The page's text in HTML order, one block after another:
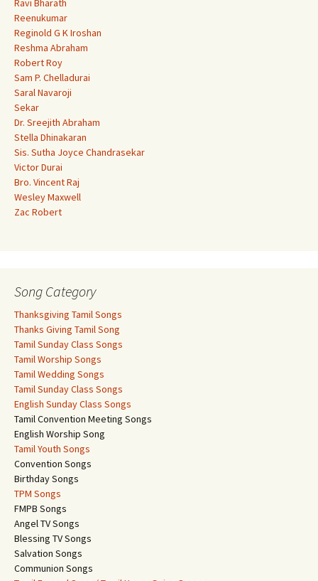
Ravi Bharath
Reenukumar
Reginold G K Iroshan
Reshma Abraham
Robert Roy
Sam P. Chelladurai
Saral Navaroji
Sekar
Dr. Sreejith Abraham
Stella Dhinakaran
Sis. Sutha Joyce Chandrasekar
Victor Durai
Bro. Vincent Raj
Wesley Maxwell
Zac Robert
Song Category
Thanksgiving Tamil Songs
Thanks Giving Tamil Song
Tamil Sunday Class Songs
Tamil Worship Songs
Tamil Wedding Songs
Tamil Sunday Class Songs
English Sunday Class Songs
Tamil Convention Meeting Songs
English Worship Song
Tamil Youth Songs
Convention Songs
Birthday Songs
TPM Songs
FMPB Songs
Angel TV Songs
Blessing TV Songs
Salvation Songs
Communion Songs